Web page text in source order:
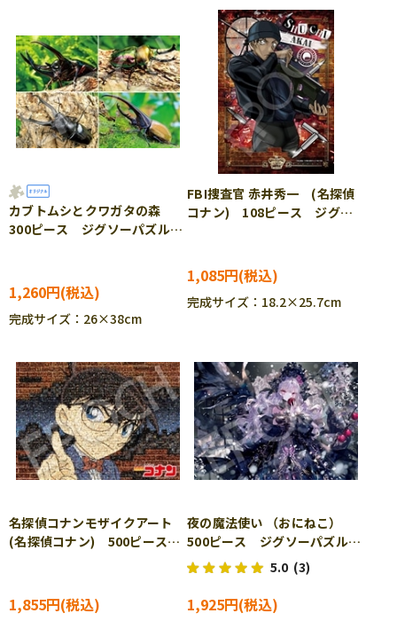
カブトムシとクワガタの森
300ピース ジグソーパズル
1,260円
完成サイズ：26×38cm
FBI捜査官 赤井秀一 (名探偵
コナン) 108ピース ジグソ
1,085円
完成サイズ：18.2×25.7cm
名探偵コナンモザイクアート
(名探偵コナン) 500ピース
1,855円
夜の魔法使い （おにねこ）
500ピース ジグソーパズル
EPO-07-460s 5.0 (3)
1,925円